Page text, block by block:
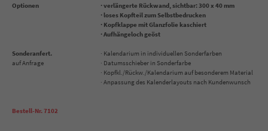
Optionen
· verlängerte Rückwand, sichtbar: 300 x 40 mm
· loses Kopfteil zum Selbstbedrucken
· Kopfklappe mit Glanzfolie kaschiert
· Aufhängeloch geöst
Sonderanfert.
· Kalendarium in individuellen Sonderfarben
auf Anfrage
· Datumsschieber in Sonderfarbe
· Kopfkl./Rückw./Kalendarium auf besonderem Material
· Anpassung des Kalenderlayouts nach Kundenwunsch
Bestell-Nr. 7102